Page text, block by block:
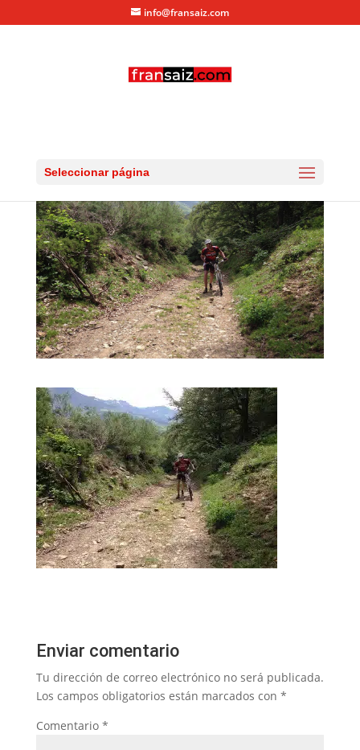
info@fransaiz.com
Seleccionar página
Enviar comentario
Tu dirección de correo electrónico no será publicada.
Los campos obligatorios están marcados con *
Comentario *